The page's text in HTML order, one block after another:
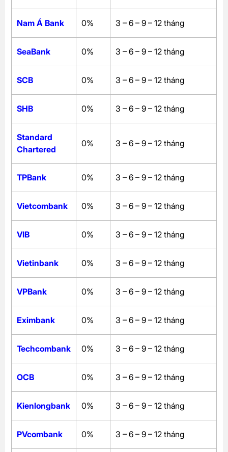
Nam Á Bank 0% 3 – 6 – 9 – 12 tháng
SeaBank 0% 3 – 6 – 9 – 12 tháng
SCB 0% 3 – 6 – 9 – 12 tháng
SHB 0% 3 – 6 – 9 – 12 tháng
Standard
Chartered
0% 3 – 6 – 9 – 12 tháng
TPBank 0% 3 – 6 – 9 – 12 tháng
Vietcombank 0% 3 – 6 – 9 – 12 tháng
VIB 0% 3 – 6 – 9 – 12 tháng
Vietinbank 0% 3 – 6 – 9 – 12 tháng
VPBank 0% 3 – 6 – 9 – 12 tháng
Eximbank 0% 3 – 6 – 9 – 12 tháng
Techcombank 0% 3 – 6 – 9 – 12 tháng
OCB 0% 3 – 6 – 9 – 12 tháng
Kienlongbank 0% 3 – 6 – 9 – 12 tháng
PVcombank 0% 3 – 6 – 9 – 12 tháng